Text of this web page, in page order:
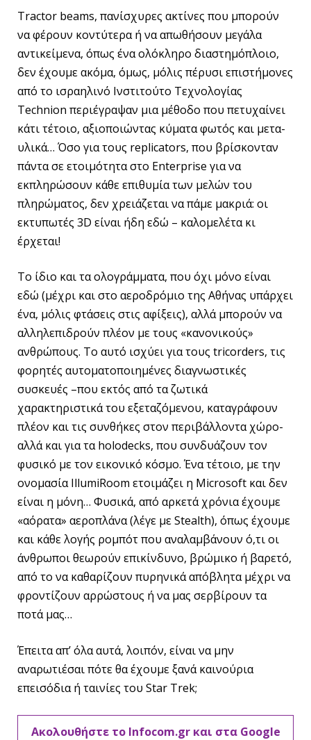
Tractor beams, πανίσχυρες ακτίνες που μπορούν
να φέρουν κοντύτερα ή να απωθήσουν μεγάλα
αντικείμενα, όπως ένα ολόκληρο διαστημόπλοιο,
δεν έχουμε ακόμα, όμως, μόλις πέρυσι επιστήμονες
από το ισραηλινό Ινστιτούτο Τεχνολογίας
Technion περιέγραψαν μια μέθοδο που πετυχαίνει
κάτι τέτοιο, αξιοποιώντας κύματα φωτός και μετα-
υλικά… Όσο για τους replicators, που βρίσκονταν
πάντα σε ετοιμότητα στο Enterprise για να
εκπληρώσουν κάθε επιθυμία των μελών του
πληρώματος, δεν χρειάζεται να πάμε μακριά: οι
εκτυπωτές 3D είναι ήδη εδώ – καλομελέτα κι
έρχεται!
Το ίδιο και τα ολογράμματα, που όχι μόνο είναι
εδώ (μέχρι και στο αεροδρόμιο της Αθήνας υπάρχει
ένα, μόλις φτάσεις στις αφίξεις), αλλά μπορούν να
αλληλεπιδρούν πλέον με τους «κανονικούς»
ανθρώπους. Το αυτό ισχύει για τους tricorders, τις
φορητές αυτοματοποιημένες διαγνωστικές
συσκευές –που εκτός από τα ζωτικά
χαρακτηριστικά του εξεταζόμενου, καταγράφουν
πλέον και τις συνθήκες στον περιβάλλοντα χώρο-
αλλά και για τα holodecks, που συνδυάζουν τον
φυσικό με τον εικονικό κόσμο. Ένα τέτοιο, με την
ονομασία IllumiRoom ετοιμάζει η Microsoft και δεν
είναι η μόνη… Φυσικά, από αρκετά χρόνια έχουμε
«αόρατα» αεροπλάνα (λέγε με Stealth), όπως έχουμε
και κάθε λογής ρομπότ που αναλαμβάνουν ό,τι οι
άνθρωποι θεωρούν επικίνδυνο, βρώμικο ή βαρετό,
από το να καθαρίζουν πυρηνικά απόβλητα μέχρι να
φροντίζουν αρρώστους ή να μας σερβίρουν τα
ποτά μας…
Έπειτα απ’ όλα αυτά, λοιπόν, είναι να μην
αναρωτιέσαι πότε θα έχουμε ξανά καινούρια
επεισόδια ή ταινίες του Star Trek;
Ακολουθήστε το Infocom.gr και στα Google